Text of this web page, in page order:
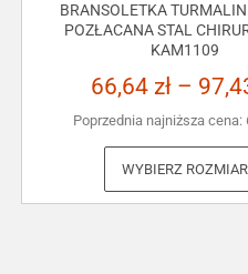
BRANSOLETKA TURMALIN
POZŁACANA STAL
KAM1109
66,64 zł –
Poprzednia najniższa cena:
WYBIERZ ROZMIAR